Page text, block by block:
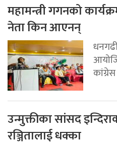
महामन्त्री गगनको
नेता किन आएनन्
उन्मुक्तीका सांसद
रञ्जितालाई धक्का